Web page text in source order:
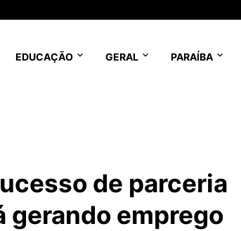
EDUCAÇÃO GERAL PARAÍBA
de parceria
gerando emprego